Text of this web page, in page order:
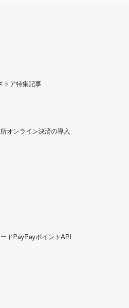
トア特集記事
オンライン決済の導入
ド PayPayポイントAPI